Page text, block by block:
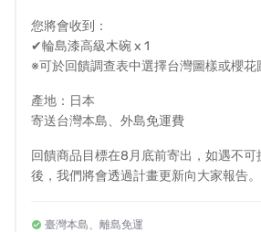
不受限於此規範。請於收到貨3日內聯
crowdfunding.kk@kik-kake.com，
明（訂購人姓名、電話、訂購編號）
理。
客服聯絡方式
您將會收到：
✔輪島漆高級木碗 x 1
※可於回饋調查表中選擇台灣圖樣或櫻花
產地：日本
寄送台灣本島、外島免運費
回饋商品目標在8月底前寄出，如遇不可
後，我們將會透過計畫更新向大家報告。
臺灣本島、離島免運